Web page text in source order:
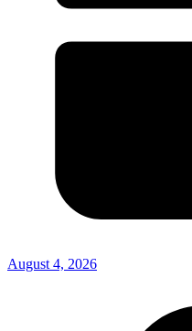
August 4, 2026